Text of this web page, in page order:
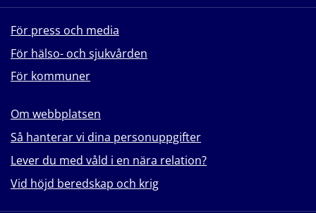
För press och media
För hälso- och sjukvården
För kommuner
Om webbplatsen
Så hanterar vi dina personuppgifter
Lever du med våld i en nära relation?
Vid höjd beredskap och krig